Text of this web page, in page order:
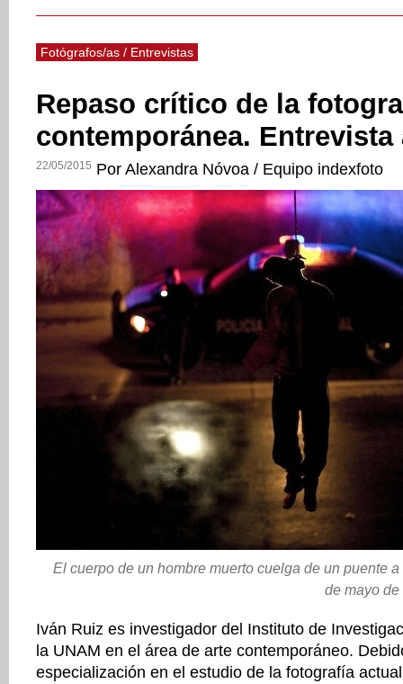
Fotógrafos/as / Entrevistas
Repaso crítico de la
contemporánea. Entrevista
22/05/2015 Por Alexandra Nóvoa / Equipo indexfoto
El cuerpo de un hombre muerto cuelga de un puente
de mayo
Iván Ruiz es investigador del Instituto de
la UNAM en el área de arte contemporáneo.
especialización en el estudio de la fotografía